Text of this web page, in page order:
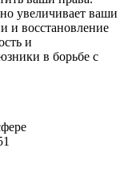
увеличивает ваши
и восстановление
и
в борьбе с